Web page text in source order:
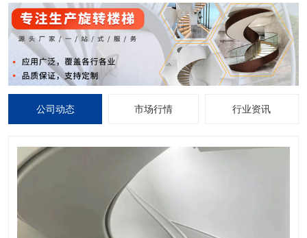
公司动态 市场行情 行业资讯